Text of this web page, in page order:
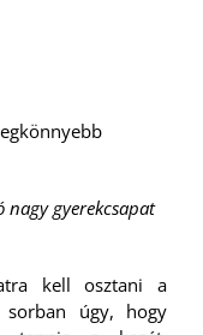
nagy gyerekcsapat
kell osztani a
úgy, hogy